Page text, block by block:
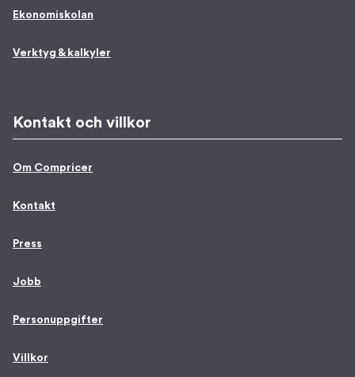
Ekonomiskolan
Verktyg & kalkyler
Kontakt och villkor
Om Compricer
Kontakt
Press
Jobb
Personuppgifter
Villkor